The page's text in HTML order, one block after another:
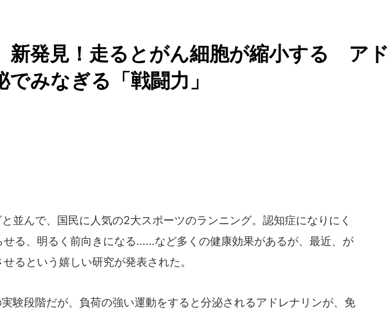
発見！走るとがん細胞が縮小する アド
でみなぎる「戦闘力」
並んで、国民に人気の2大スポーツのランニング。認知症になりにく
せる、明るく前向きになる......など多くの健康効果があるが、最近、が
るという嬉しい研究が発表された。
験段階だが、負荷の強い運動をすると分泌されるアドレナリンが、免